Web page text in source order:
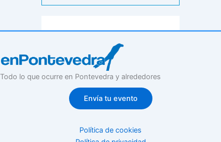
Todo lo que ocurre en Pontevedra y alrededores
Envía tu evento
Política de cookies